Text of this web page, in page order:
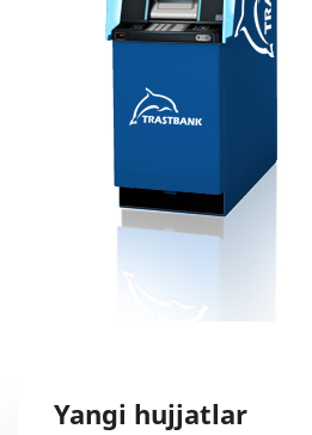
Yangi hujjatlar